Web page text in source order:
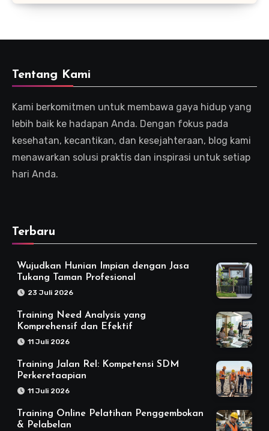
Tentang Kami
Kami berkomitmen untuk membawa gaya hidup yang
lebih baik ke hadapan Anda. Dengan fokus pada
kesehatan, kecantikan, dan kesejahteraan, blog kami
menawarkan solusi praktis dan inspirasi untuk setiap
hari Anda.
Terbaru
Wujudkan Hunian Impian dengan Jasa
Tukang Taman Profesional
23 Juli 2026
Training Need Analysis yang
Komprehensif dan Efektif
11 Juli 2026
Training Jalan Rel: Kompetensi SDM
Perkeretaapian
11 Juli 2026
Training Online Pelatihan Penggembokan
& Pelabelan